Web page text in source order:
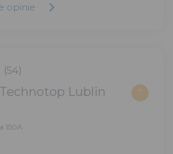
opinie
(54)
Lublin ?
150A